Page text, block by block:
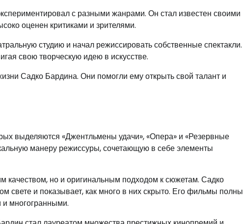
с разными жанрами. Он стал известен своими
оценен критиками и зрителями.
студию и начал режиссировать собственные спектакли.
свою творческую идею в искусстве.
Садко Бардина. Они помогли ему открыть свой талант и
выделяются «Джентльмены удачи», «Опера» и «Резервные
манеру режиссуры, сочетающую в себе элементы
качеством, но и оригинальным подходом к сюжетам. Садко
свете и показывает, как много в них скрыто. Его фильмы полны
многогранными.